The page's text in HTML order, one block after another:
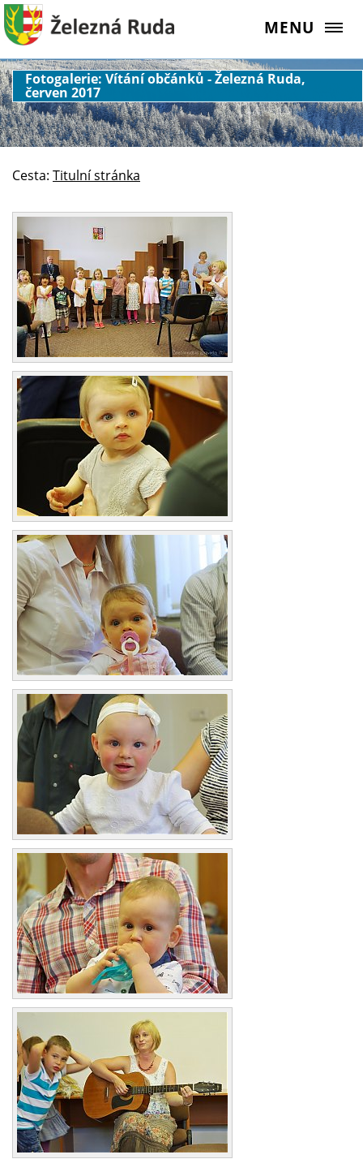
MENU
Fotogalerie: Vítání občánků - Železná Ruda,
červen 2017
Cesta: Titulní stránka